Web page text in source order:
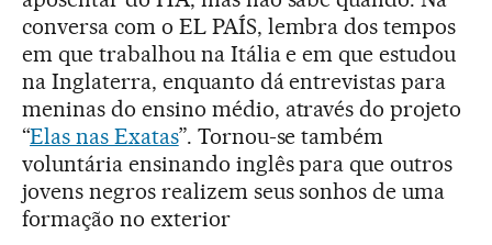
conversa com o EL PAÍS, lembra dos tempos
em que trabalhou na Itália e em que estudou
na Inglaterra, enquanto dá entrevistas para
meninas do ensino médio, através do projeto
“Elas nas Exatas”. Tornou-se também
voluntária ensinando inglês para que outros
jovens negros realizem seus sonhos de uma
formação no exterior